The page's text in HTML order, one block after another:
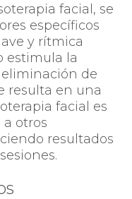
facial, se
específicos
y rítmica
estimula la
de
resulta en una
facial es
otros
resultados